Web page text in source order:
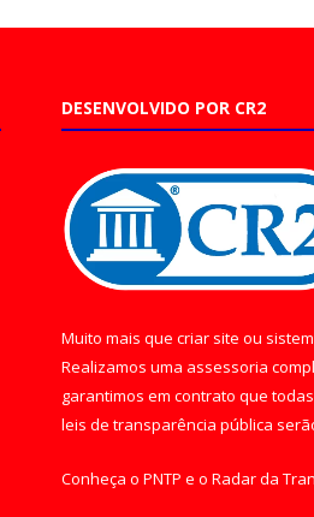
DESENVOLVIDO POR CR2
Muito mais que criar site ou
Realizamos uma assessoria
garantimos em contrato que
leis de transparência pública
Conheça o PNTP e o Radar da